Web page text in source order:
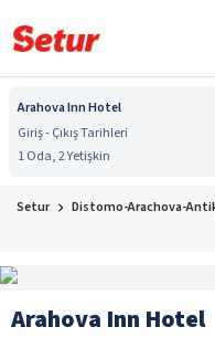
Arahova Inn Hotel
Giriş - Çıkış Tarihleri
1 Oda, 2 Yetişkin
Setur
Arahova Inn Hotel